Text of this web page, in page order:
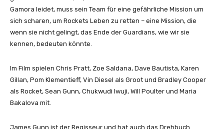
Gamora leidet, muss sein Team für eine gefährliche Mission um
sich scharen, um Rockets Leben zu retten – eine Mission, die
wenn sie nicht gelingt, das Ende der Guardians, wie wir sie
kennen, bedeuten könnte.
Im Film spielen Chris Pratt, Zoe Saldana, Dave Bautista, Karen
Gillan, Pom Klementieff, Vin Diesel als Groot und Bradley Cooper
als Rocket, Sean Gunn, Chukwudi Iwuji, Will Poulter und Maria
Bakalova mit.
James Gunn ist der Regisseur und hat auch das Drehbuch